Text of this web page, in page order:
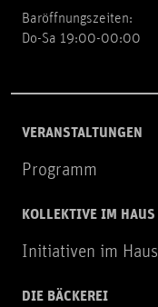
Baröffnungszeiten:
Do-Sa 19:00-00:00
VERANSTALTUNGEN
Programm
KOLLEKTIVE IM HAUS
Initiativen im Haus
DIE BÄCKEREI